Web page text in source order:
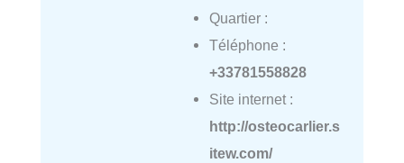
Quartier :
Téléphone :
+33781558828
Site internet :
http://osteocarlier.s
itew.com/